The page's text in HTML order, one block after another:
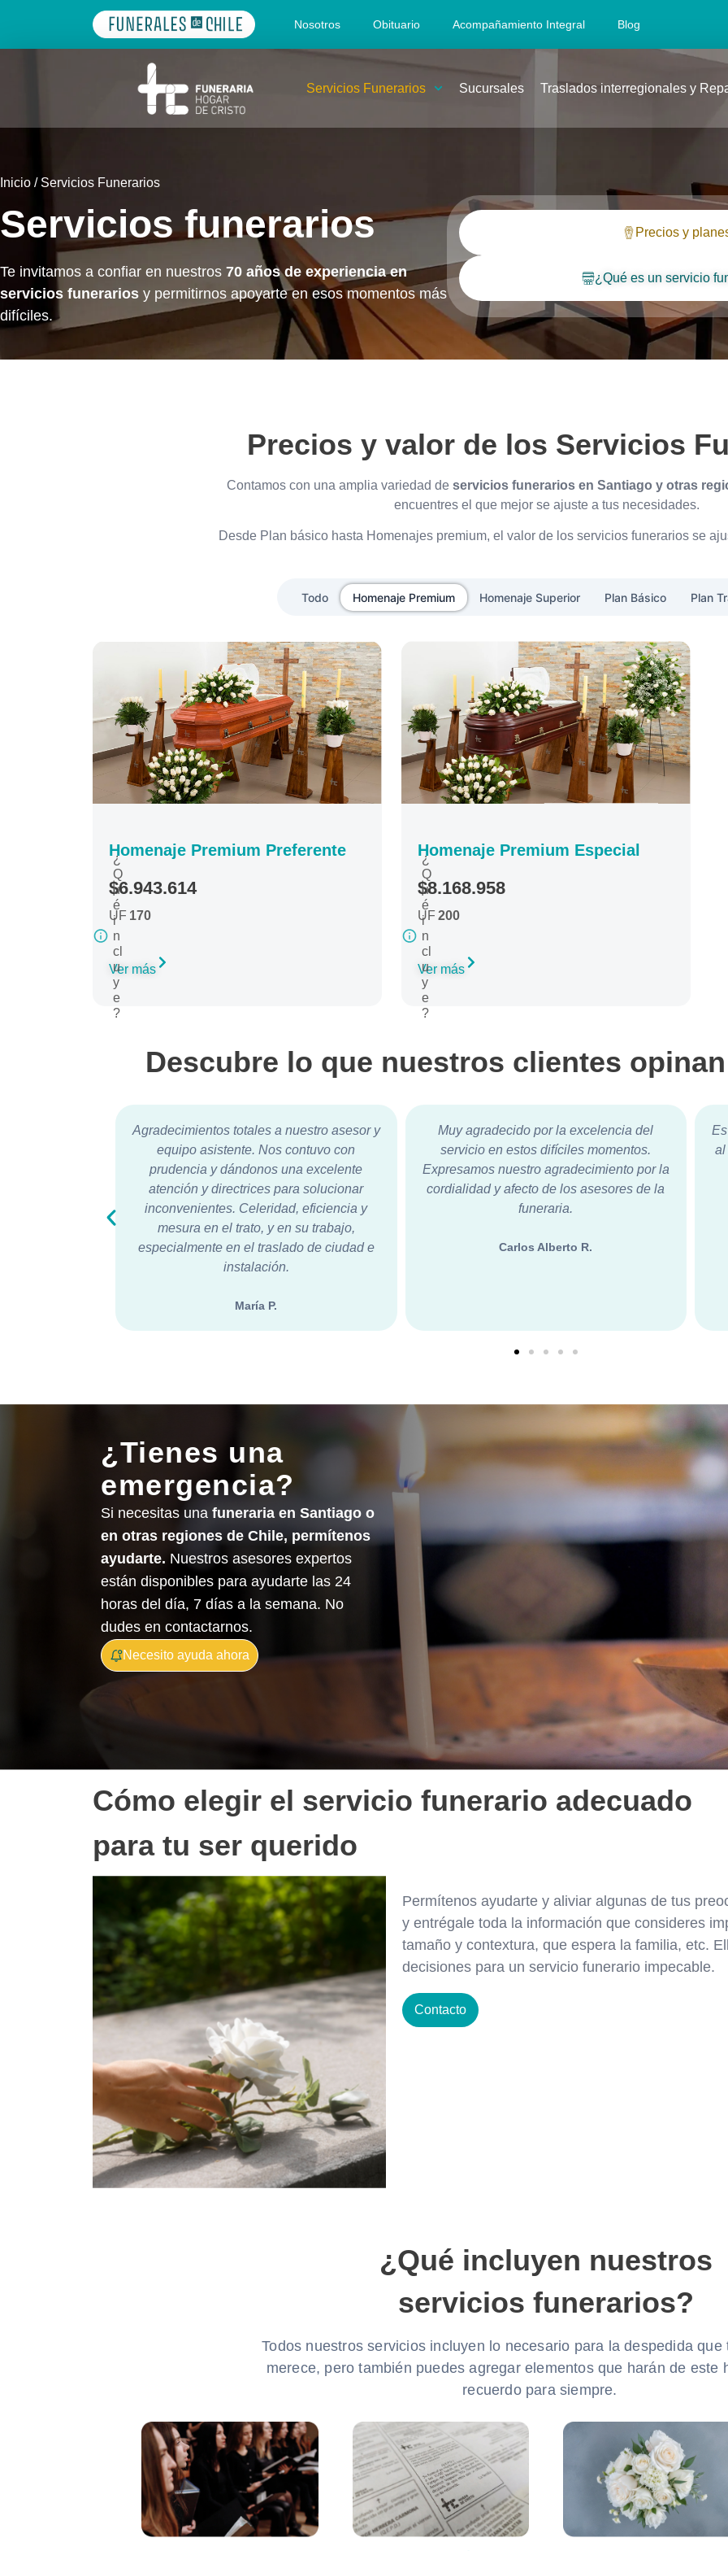
Nosotros Obituario Acompañamiento Integral Blog
Servicios Funerarios Sucursales Traslados interregionales y
Inicio / Servicios Funerarios
Servicios funerarios
Te invitamos a confiar en nuestros 70 años de experiencia en
servicios funerarios y permitirnos apoyarte en esos momentos más
difíciles.
Precios y
¿Qué es un servicio
Precios y valor de los Servicios
Contamos con una amplia variedad de servicios funerarios en Santiago y otras
encuentres el que mejor se ajuste a tus necesidades.
Desde Plan básico hasta Homenajes premium, el valor de los servicios funerarios se
Homenaje Premium Homenaje Superior Plan Básico Plan
Todo
Homenaje Premium Preferente
$6.943.614
UF 170
¿
Q
u
é
i
n
cl
u
y
e
?
Ver más
Homenaje Premium Especial
$8.168.958
UF 200
¿
Q
u
é
i
n
cl
u
y
e
?
Ver más
Descubre lo que nuestros clientes
Muy agradecido por la excelencia del
servicio en estos difíciles momentos.
Expresamos nuestro agradecimiento por la
cordialidad y afecto de los asesores de la
funeraria.
Carlos Alberto R.
Es mi deseo, por este medio, poder felicitar
al equipo por su profesionalismo, entrega,
humanidad y empatía en el servicio
otorgado en funeral de mi hermana.
¿Tienes una
emergencia?
Si necesitas una funeraria en Santiago o
en otras regiones de Chile, permítenos
ayudarte. Nuestros asesores expertos
están disponibles para ayudarte las 24
horas del día, 7 días a la semana. No
dudes en contactarnos.
Necesito ayuda ahora
Cómo elegir el servicio funerario adecuado
para tu ser querido
Permítenos ayudarte y aliviar algunas de tus
y entrégale toda la información que consideres
tamaño y contextura, que espera la familia, etc.
decisiones para un servicio funerario impecable.
Contacto
¿Qué incluyen nuestros
servicios funerarios?
Todos nuestros servicios incluyen lo necesario para la despedida que
merece, pero también puedes agregar elementos que harán de este
recuerdo para siempre.